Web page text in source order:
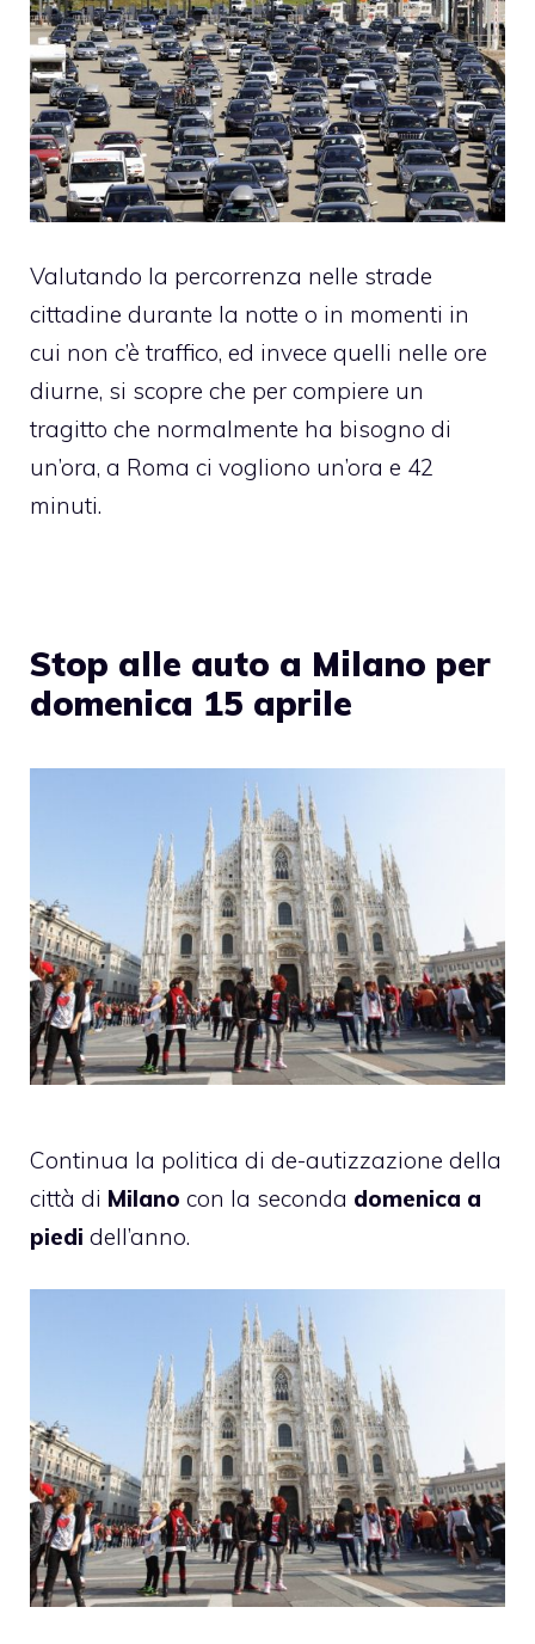
Valutando la percorrenza nelle strade
cittadine durante la notte o in momenti in
cui non c’è traffico, ed invece quelli nelle ore
diurne, si scopre che per compiere un
tragitto che normalmente ha bisogno di
un’ora, a Roma ci vogliono un’ora e 42
minuti.
Stop alle auto a Milano per
domenica 15 aprile
Continua la politica di de-autizzazione della
città di Milano con la seconda domenica a
piedi dell’anno.